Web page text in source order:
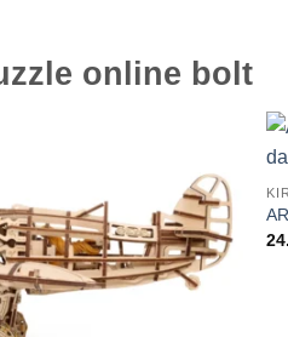
online bolt